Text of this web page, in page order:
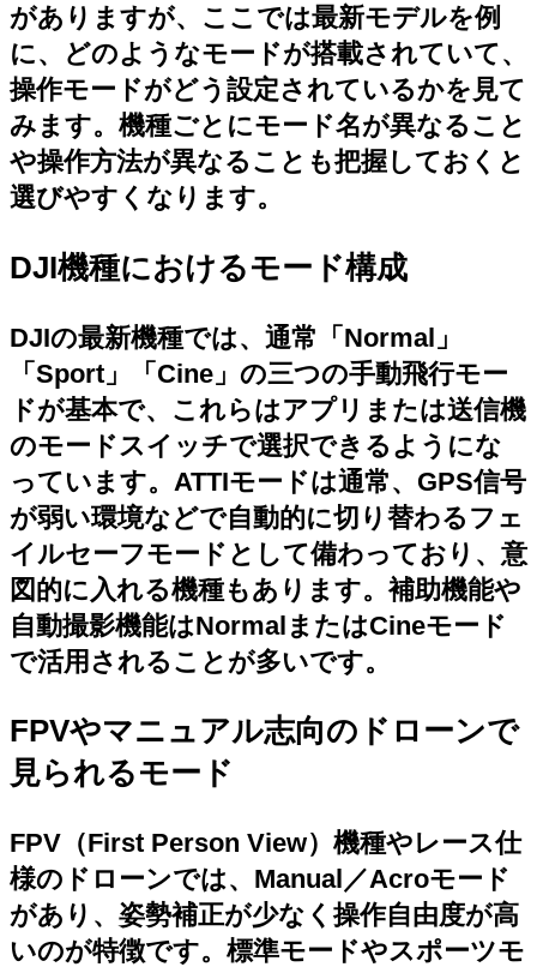
がありますが、ここでは最新モデルを例
に、どのようなモードが搭載されていて、
操作モードがどう設定されているかを見て
みます。機種ごとにモード名が異なること
や操作方法が異なることも把握しておくと
選びやすくなります。
DJI機種におけるモード構成
DJIの最新機種では、通常「Normal」
「Sport」「Cine」の三つの手動飛行モー
ドが基本で、これらはアプリまたは送信機
のモードスイッチで選択できるようにな
っています。ATTIモードは通常、GPS信号
が弱い環境などで自動的に切り替わるフェ
イルセーフモードとして備わっており、意
図的に入れる機種もあります。補助機能や
自動撮影機能はNormalまたはCineモード
で活用されることが多いです。
FPVやマニュアル志向のドローンで
見られるモード
FPV（First Person View）機種やレース仕
様のドローンでは、Manual／Acroモード
があり、姿勢補正が少なく操作自由度が高
いのが特徴です。標準モードやスポーツモ